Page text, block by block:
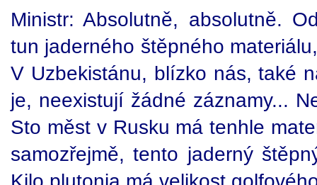
Ministr: Absolutně, absolutně.
tun jaderného štěpného
V Uzbekistánu, blízko nás, také
je, neexistují žádné záznamy...
Sto měst v Rusku má tenhle
samozřejmě, tento jaderný